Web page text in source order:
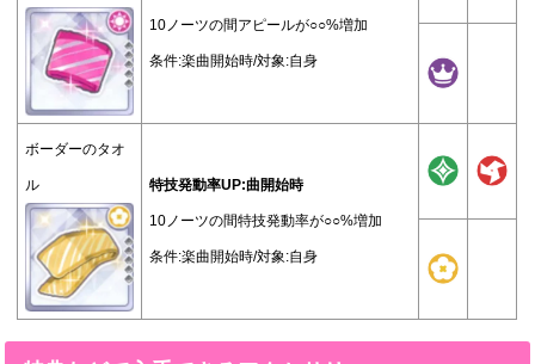
10ノーツの間アピールが○○%増加
条件:楽曲開始時/対象:自身
ボーダーのタオ
ル 特技発動率UP:曲開始時
10ノーツの間特技発動率が○○%増加
条件:楽曲開始時/対象:自身